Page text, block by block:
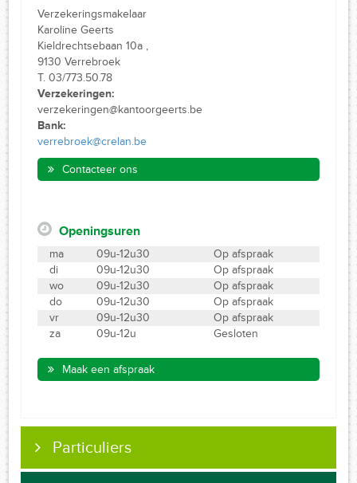
Verzekeringsmakelaar
Karoline Geerts
Kieldrechtsebaan 10a ,
9130 Verrebroek
T. 03/773.50.78
Verzekeringen:
verzekeringen@kantoorgeerts.be
Bank:
verrebroek@crelan.be
Contacteer ons
Openingsuren
ma 09u-12u30
Op afspraak
di
09u-12u30
Op afspraak
wo
09u-12u30
Op afspraak
do
09u-12u30
Op afspraak
vr
09u-12u30
Op afspraak
za
09u-12u Gesloten
Maak een afspraak
Particuliers